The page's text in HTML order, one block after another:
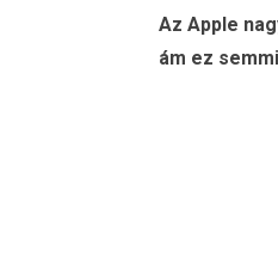
Az Apple
ám ez